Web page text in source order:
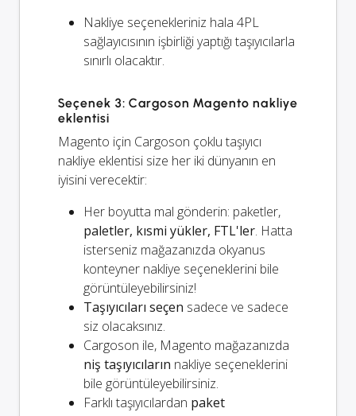
Nakliye seçenekleriniz hala 4PL
sağlayıcısının işbirliği yaptığı taşıyıcılarla
sınırlı olacaktır.
Seçenek 3: Cargoson Magento nakliye
eklentisi
Magento için Cargoson çoklu taşıyıcı
nakliye eklentisi size her iki dünyanın en
iyisini verecektir:
Her boyutta mal gönderin: paketler,
paletler, kısmi yükler, FTL'ler. Hatta
isterseniz mağazanızda okyanus
konteyner nakliye seçeneklerini bile
görüntüleyebilirsiniz!
Taşıyıcıları seçen sadece ve sadece
siz olacaksınız.
Cargoson ile, Magento mağazanızda
niş taşıyıcıların nakliye seçeneklerini
bile görüntüleyebilirsiniz.
Farklı taşıyıcılardan paket